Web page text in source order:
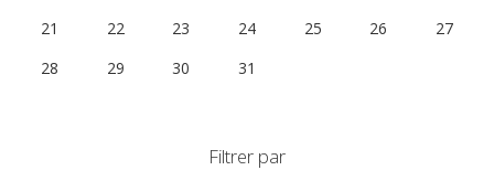
21
22 23 24 25 26
27
28
29 30 31
Filtrer par